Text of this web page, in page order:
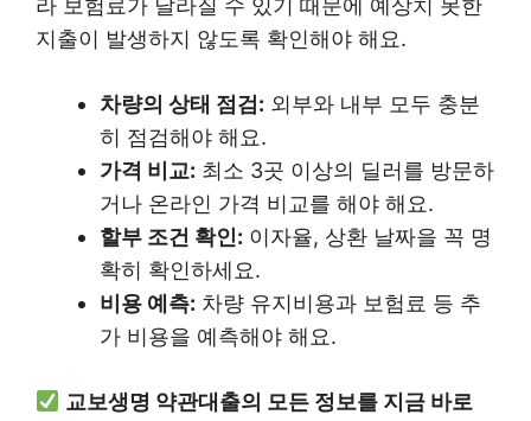
라 보험료가 달라질 수 있기 때문에 예상치 못한
지출이 발생하지 않도록 확인해야 해요.
차량의 상태 점검: 외부와 내부 모두 충분
히 점검해야 해요.
가격 비교: 최소 3곳 이상의 딜러를 방문하
거나 온라인 가격 비교를 해야 해요.
할부 조건 확인: 이자율, 상환 날짜을 꼭 명
확히 확인하세요.
비용 예측: 차량 유지비용과 보험료 등 추
가 비용을 예측해야 해요.
교보생명 약관대출의 모든 정보를 지금 바로